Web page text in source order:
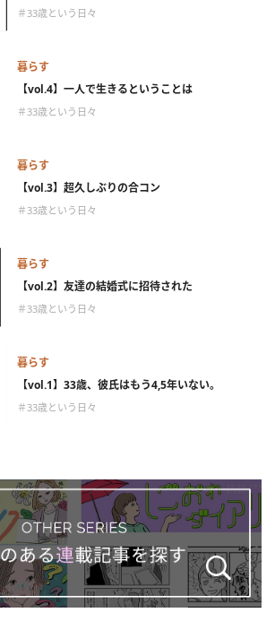
＃33歳という日々
暮らす
【vol.4】一人で生きるということは
＃33歳という日々
暮らす
【vol.3】超久しぶりの合コン
＃33歳という日々
暮らす
【vol.2】友達の結婚式に招待された
＃33歳という日々
暮らす
【vol.1】33歳、彼氏はもう4,5年いない。
＃33歳という日々